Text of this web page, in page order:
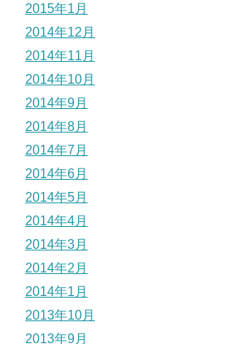
2015年1月
2014年12月
2014年11月
2014年10月
2014年9月
2014年8月
2014年7月
2014年6月
2014年5月
2014年4月
2014年3月
2014年2月
2014年1月
2013年10月
2013年9月